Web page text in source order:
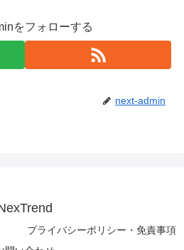
をフォローする
next-admin
プライバシーポリシー・免責事項